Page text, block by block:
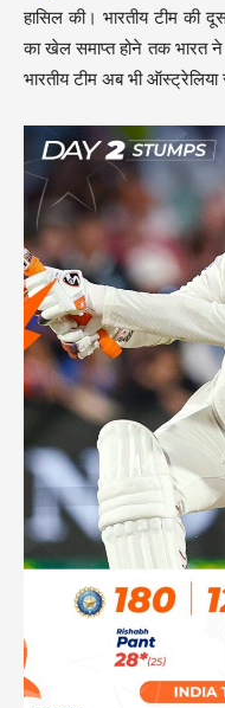
हासिल की। भारतीय टीम की
का खेल समाप्त होने तक भारत
भारतीय टीम अब भी